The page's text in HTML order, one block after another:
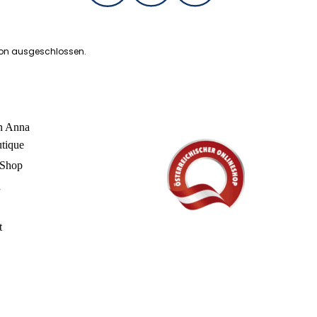
ausgeschlossen.
Anna